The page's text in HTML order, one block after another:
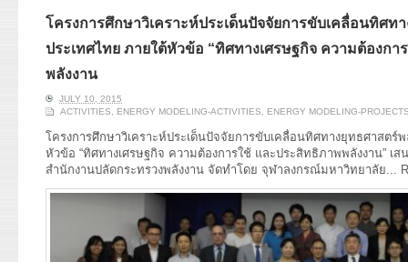
โครงการศึกษาวิเคราะห์ประเด็นปัจจัยการขับเคลื่อนทิศท
ประเทศไทย ภายใต้หัวข้อ “ทิศทางเศรษฐกิจ ความต้องก
พลังงาน
JULY 10, 2015
ACTIVITIES
ENERGY MODELING-ACTIVITIES ENERGY MODELING-
โครงการศึกษาวิเคราะห์ประเด็นปัจจัยการขับเคลื่อนทิศทางยุทธศาสตร์
หัวข้อ “ทิศทางเศรษฐกิจ ความต้องการใช้ และประสิทธิภาพพลังงาน” เ
สำนักงานปลัดกระทรวงพลังงาน จัดทำโดย จุฬาลงกรณ์มหาวิทยาลัย...